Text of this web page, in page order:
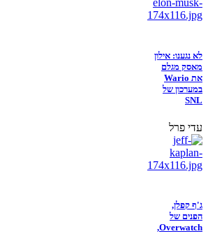
לא נגענו: אילון
מאסק מגלם
את Wario
במערכון של
SNL
עדי פרל
ג'ף קפלן,
הפנים של
Overwatch,